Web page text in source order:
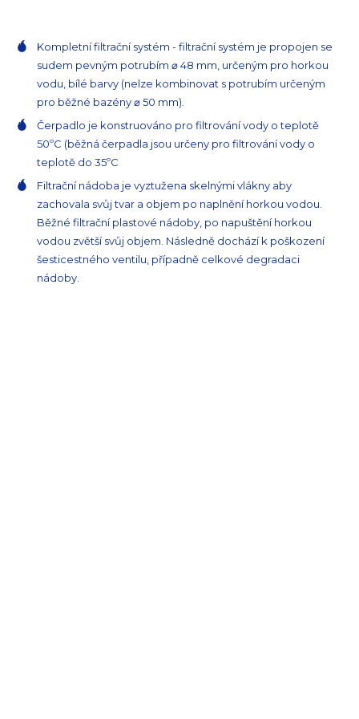
Kompletní filtrační systém - filtrační systém je propojen se
sudem pevným potrubím ⌀ 48 mm, určeným pro horkou
vodu, bílé barvy (nelze kombinovat s potrubím určeným
pro běžné bazény ⌀ 50 mm).
Čerpadlo je konstruováno pro filtrování vody o teplotě
50ºC (běžná čerpadla jsou určeny pro filtrování vody o
teplotě do 35ºC
Filtrační nádoba je vyztužena skelnými vlákny aby
zachovala svůj tvar a objem po naplnění horkou vodou.
Běžné filtrační plastové nádoby, po napuštění horkou
vodou zvětší svůj objem. Následně dochází k poškození
šesticestného ventilu, případně celkové degradaci
nádoby.